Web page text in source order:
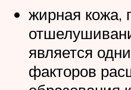
жирная кожа,
является
факторов